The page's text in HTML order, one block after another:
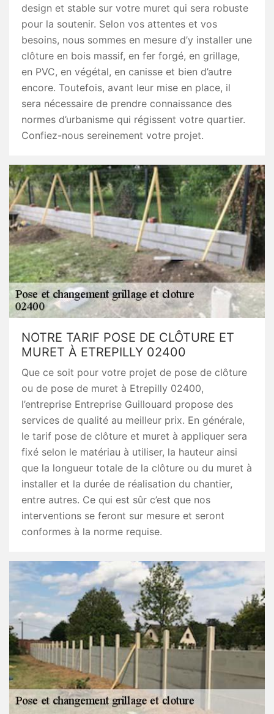
design et stable sur votre muret qui sera robuste
pour la soutenir. Selon vos attentes et vos
besoins, nous sommes en mesure d’y installer une
clôture en bois massif, en fer forgé, en grillage,
en PVC, en végétal, en canisse et bien d’autre
encore. Toutefois, avant leur mise en place, il
sera nécessaire de prendre connaissance des
normes d’urbanisme qui régissent votre quartier.
Confiez-nous sereinement votre projet.
NOTRE TARIF POSE DE CLÔTURE ET
MURET À ETREPILLY 02400
Que ce soit pour votre projet de pose de clôture
ou de pose de muret à Etrepilly 02400,
l’entreprise Entreprise Guillouard propose des
services de qualité au meilleur prix. En générale,
le tarif pose de clôture et muret à appliquer sera
fixé selon le matériau à utiliser, la hauteur ainsi
que la longueur totale de la clôture ou du muret à
installer et la durée de réalisation du chantier,
entre autres. Ce qui est sûr c’est que nos
interventions se feront sur mesure et seront
conformes à la norme requise.